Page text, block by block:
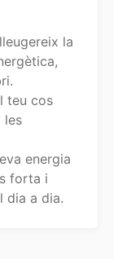
la
teu cos
les
energia
forta i
dia a dia.